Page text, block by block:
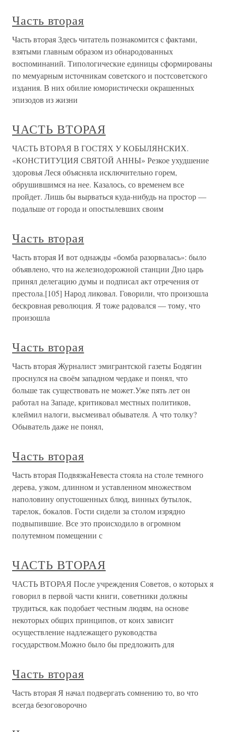
Часть вторая
Часть вторая Здесь читатель познакомится с фактами,
взятыми главным образом из обнародованных
воспоминаний. Типологические единицы сформированы
по мемуарным источникам советского и постсоветского
издания. В них обилие юмористически окрашенных
эпизодов из жизни
ЧАСТЬ ВТОРАЯ
ЧАСТЬ ВТОРАЯ В ГОСТЯХ У КОБЫЛЯНСКИХ.
«КОНСТИТУЦИЯ СВЯТОЙ АННЫ» Резкое ухудшение
здоровья Леся объясняла исключительно горем,
обрушившимся на нее. Казалось, со временем все
пройдет. Лишь бы вырваться куда-нибудь на простор —
подальше от города и опостылевших своим
Часть вторая
Часть вторая И вот однажды «бомба разорвалась»: было
объявлено, что на железнодорожной станции Дно царь
принял делегацию думы и подписал акт отречения от
престола.[105] Народ ликовал. Говорили, что произошла
бескровная революция. Я тоже радовался — тому, что
произошла
Часть вторая
Часть вторая Журналист эмигрантской газеты Бодягин
проснулся на своём западном чердаке и понял, что
больше так существовать не может.Уже пять лет он
работал на Западе, критиковал местных политиков,
клеймил налоги, высмеивал обывателя. А что толку?
Обыватель даже не понял,
Часть вторая
Часть вторая ПодвязкаНевеста стояла на столе темного
дерева, узком, длинном и уставленном множеством
наполовину опустошенных блюд, винных бутылок,
тарелок, бокалов. Гости сидели за столом изрядно
подвыпившие. Все это происходило в огромном
полутемном помещении с
ЧАСТЬ ВТОРАЯ
ЧАСТЬ ВТОРАЯ После учреждения Советов, о которых я
говорил в первой части книги, советники должны
трудиться, как подобает честным людям, на основе
некоторых общих принципов, от коих зависит
осуществление надлежащего руководства
государством.Можно было бы предложить для
Часть вторая
Часть вторая Я начал подвергать сомнению то, во что
всегда безоговорочно